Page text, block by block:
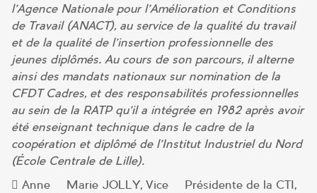
l’Agence Nationale pour l’Amélioration et Conditions
de Travail (ANACT), au service de la qualité du travail
et de la qualité de l’insertion professionnelle des
jeunes diplômés. Au cours de son parcours, il alterne
ainsi des mandats nationaux sur nomination de la
CFDT Cadres, et des responsabilités professionnelles
au sein de la RATP qu’il a intégrée en 1982 après avoir
été enseignant technique dans le cadre de la
coopération et diplômé de l’Institut Industriel du Nord
(École Centrale de Lille).
 Anne – Marie JOLLY, Vice – Présidente de la CTI,